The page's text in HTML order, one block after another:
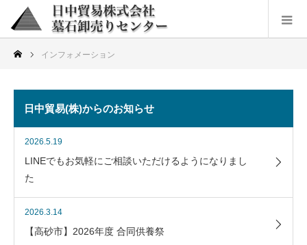
インフォメーション
日中貿易(株)からのお知らせ
2026.5.19
LINEでもお気軽にご相談いただけるようになりまし
た
2026.3.14
【高砂市】2026年度 合同供養祭